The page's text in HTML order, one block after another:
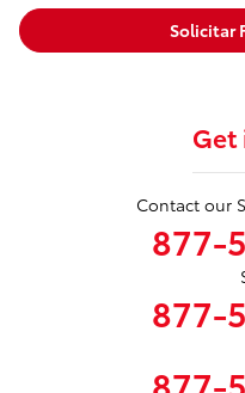
Solicitar
Get
Contact our
877-
877-